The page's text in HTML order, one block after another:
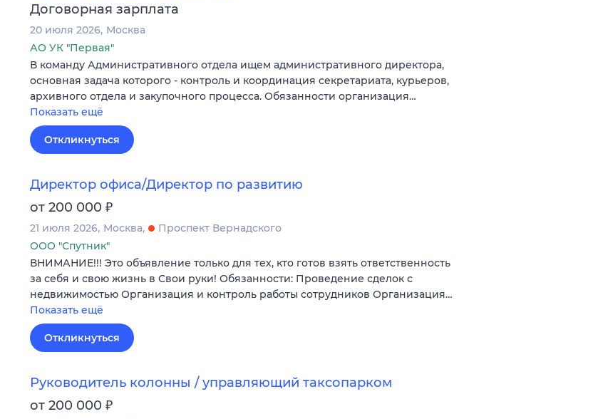
Договорная зарплата
20 июля 2026 Москва
АО УК "Первая"
В команду Административного отдела ищем административного директора,
основная задача которого - контроль и координация секретариата, курьеров,
архивного отдела и закупочного процесса. Обязанности организация…
Показать ещё
Откликнуться
Директор офиса/Директор по развитию
от 200 000 ₽
21 июля 2026 Москва
Проспект Вернадского
ООО "Спутник"
ВНИМАНИЕ!!! Это объявление только для тех, кто готов взять ответственность
за себя и свою жизнь в Свои руки! Обязанности: Проведение сделок с
недвижимостью Организация и контроль работы сотрудников Организация…
Показать ещё
Откликнуться
Руководитель колонны / управляющий таксопарком
от 200 000 ₽